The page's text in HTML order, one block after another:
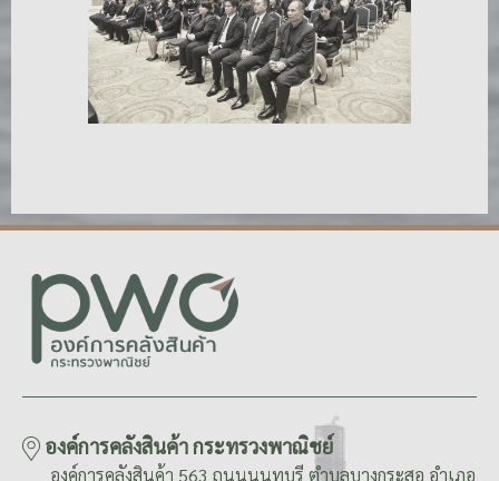
องค์การคลังสินค้า กระทรวงพาณิชย์
องค์การคลังสินค้า 563 ถนนนนทบุรี ตำบลบางกระสอ อำเภอ